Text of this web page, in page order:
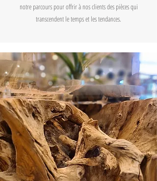
notre parcours pour offrir à nos clients des pièces qui
transcendent le temps et les tendances.